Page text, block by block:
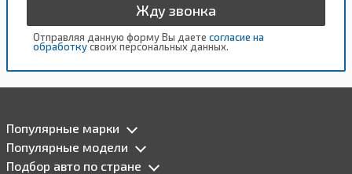
Жду звонка
Отправляя данную форму Вы даете согласие на
обработкусвоих персональных данных.
Популярные марки
Популярные модели
Подбор авто по стране